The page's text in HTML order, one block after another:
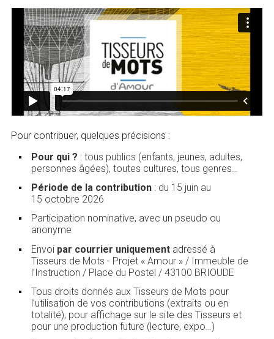
Pour contribuer, quelques précisions :
Pour qui ? : tous publics (enfants, jeunes, adultes,
personnes âgées), toutes cultures, tous genres…
Période de la contribution: du 15 juin au
15 octobre 2026
Participation nominative, avec un pseudo ou
anonyme
Envoi par courrier uniquementadressé à
Tisseurs de Mots - Projet « Amour » / Immeuble de
l’Instruction / Place du Postel / 43100 BRIOUDE
Tous droits donnés aux Tisseurs de Mots pour
l’utilisation de vos contributions (extraits ou en
totalité), pour affichage sur le site des Tisseurs et
pour une production future (lecture, expo…)